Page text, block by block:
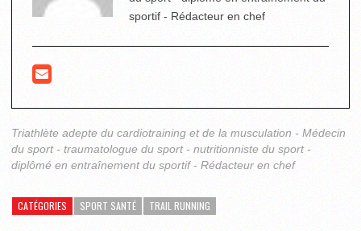
sportif - Rédacteur en chef
Triathlète adepte du cardiotraining et de la musculation - Médecin
du sport - traumatologue du sport - nutritionniste du sport -
diplômé en entraînement du sportif - Rédacteur en chef
CATÉGORIES SPORT SANTÉ TRAIL RUNNING